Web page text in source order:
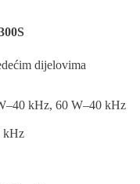
dijelovima
kHz, 60 W–40 kHz
kHz